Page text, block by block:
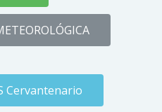
Cervantenario